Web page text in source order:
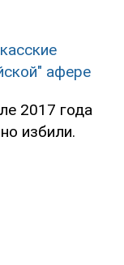
афере
2017 года
избили.